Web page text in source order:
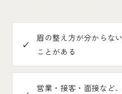
眉の整え方が分からな
ことがある
営業・接客・面接など